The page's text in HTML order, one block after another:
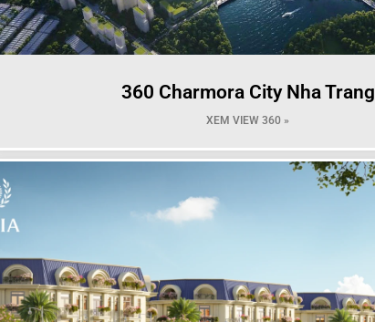
360 Charmora City Nha Trang
XEM VIEW 360 »